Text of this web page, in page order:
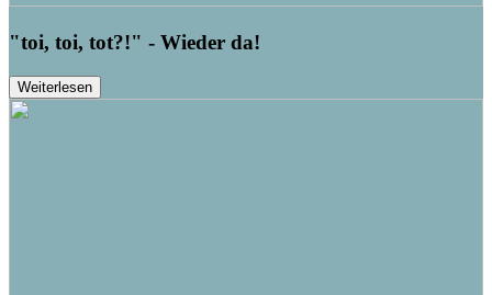
"toi, toi, tot?!" - Wieder da!
Weiterlesen